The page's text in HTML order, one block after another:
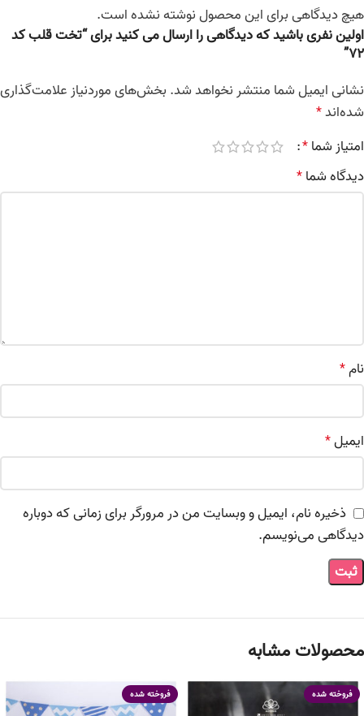
هیچ دیدگاهی برای این محصول نوشته نشده است.
اولین نفری باشید که دیدگاهی را ارسال می کنید برای “تخت قلب کد
72”
نشانی ایمیل شما منتشر نخواهد شد. بخش‌های موردنیاز علامت‌گذاری
شده‌اند*
امتیاز شما*
دیدگاه شما*
نام*
ایمیل*
ذخیره نام، ایمیل و وبسایت من در مرورگر برای زمانی که دوباره
دیدگاهی می‌نویسم.
محصولات مشابه
فروخته شده فروخته شده